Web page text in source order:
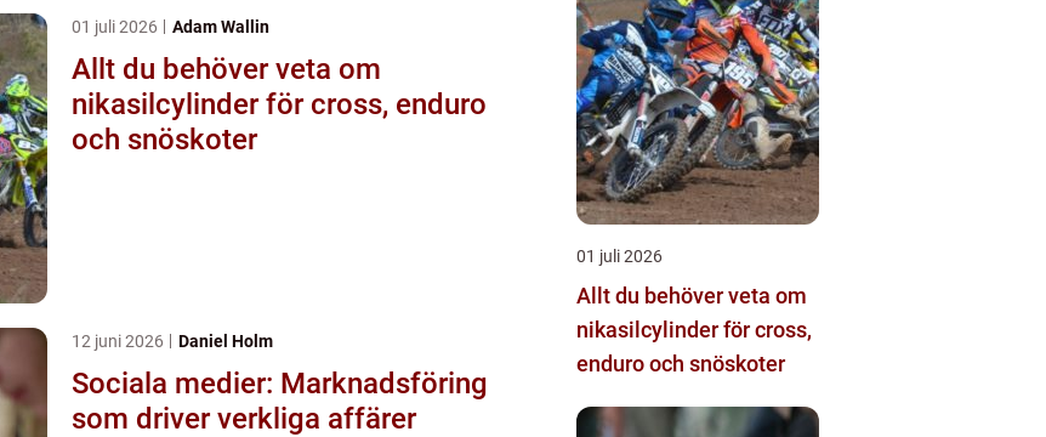
01 juli 2026 Adam Wallin
Allt du behöver veta om
nikasilcylinder för cross, enduro
och snöskoter
12 juni 2026 Daniel Holm
Sociala medier: Marknadsföring
som driver verkliga affärer
01 juli 2026
Allt du behöver veta om
nikasilcylinder för cross,
enduro och snöskoter